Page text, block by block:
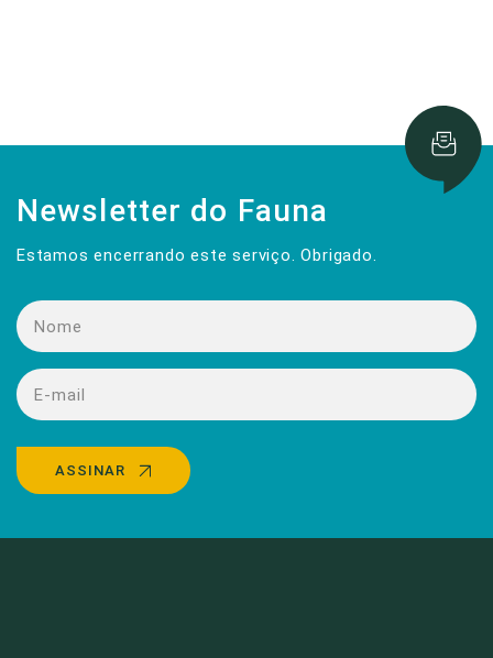
Newsletter do Fauna
Estamos encerrando este serviço. Obrigado.
ASSINAR